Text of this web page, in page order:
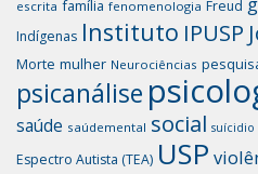
escrita família fenomenologia Freud
Indígenas Instituto IPUSP
Morte mulher Neurociências
psicanálise
saúde saúdemental social suícidio
Espectro Autista (TEA) USP